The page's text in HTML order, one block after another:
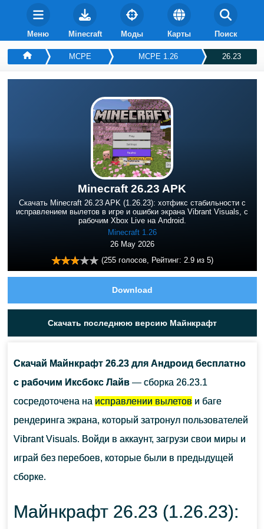
Меню Minecraft Моды Карты Поиск
MCPE MCPE 1.26 26.23
Minecraft 26.23 APK
Скачать Minecraft 26.23 APK (1.26.23): хотфикс стабильности с
исправлением вылетов в игре и ошибки экрана Vibrant Visuals, с
рабочим Xbox Live на Android.
Minecraft 1.26
26 May 2026
(255голосов, Рейтинг: 2.9из 5)
Download
Скачать последнюю версию Майнкрафт
Скачай Майнкрафт 26.23 для Андроид бесплатно
с рабочим Иксбокс Лайв— сборка 26.23.1
сосредоточена на исправлении вылетов и баге
рендеринга экрана, который затронул пользователей
Vibrant Visuals. Войди в аккаунт, загрузи свои миры и
играй без перебоев, которые были в предыдущей
сборке.
Майнкрафт 26.23 (1.26.23):